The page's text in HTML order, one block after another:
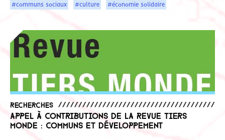
#communs sociaux #culture #économie solidaire
Recherches
Appel à contributions de la revue Tiers
Monde : Communs et développement